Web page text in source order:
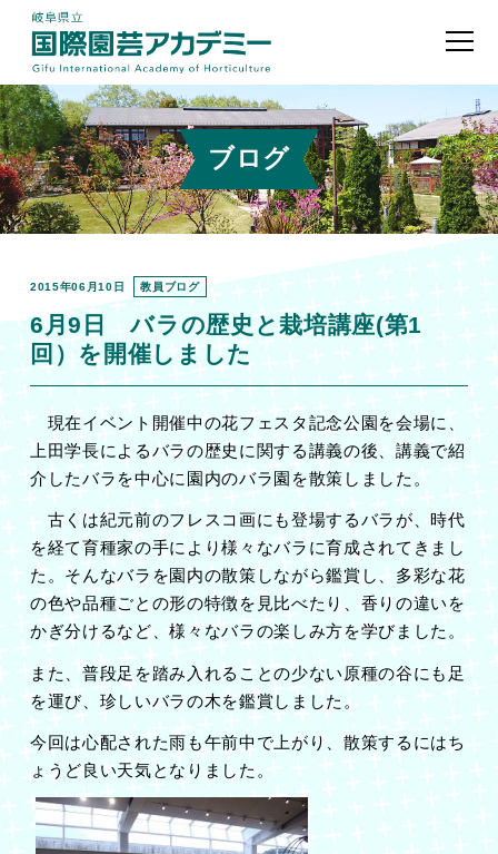
ブログ
2015年06月10日 教員ブログ
6月9日 バラの歴史と栽培講座(第1
回）を開催しました
現在イベント開催中の花フェスタ記念公園を会場に、
上田学長によるバラの歴史に関する講義の後、講義で紹
介したバラを中心に園内のバラ園を散策しました。
古くは紀元前のフレスコ画にも登場するバラが、時代
を経て育種家の手により様々なバラに育成されてきまし
た。そんなバラを園内の散策しながら鑑賞し、多彩な花
の色や品種ごとの形の特徴を見比べたり、香りの違いを
かぎ分けるなど、様々なバラの楽しみ方を学びました。
また、普段足を踏み入れることの少ない原種の谷にも足
を運び、珍しいバラの木を鑑賞しました。
今回は心配された雨も午前中で上がり、散策するにはち
ょうど良い天気となりました。